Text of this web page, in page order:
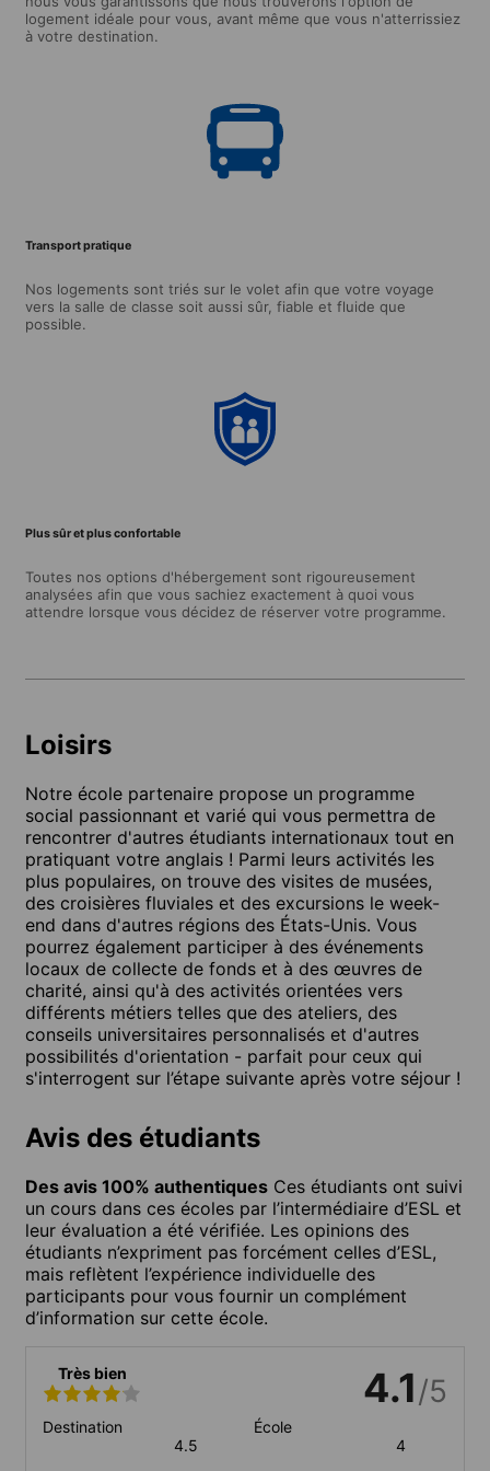
logement idéale pour vous, avant même que vous n'atterrissiez
à votre destination.
Transport pratique
Nos logements sont triés sur le volet afin que votre voyage
vers la salle de classe soit aussi sûr, fiable et fluide que
possible.
Plus sûr et plus confortable
Toutes nos options d'hébergement sont rigoureusement
analysées afin que vous sachiez exactement à quoi vous
attendre lorsque vous décidez de réserver votre programme.
Loisirs
Notre école partenaire propose un programme
social passionnant et varié qui vous permettra de
rencontrer d'autres étudiants internationaux tout en
pratiquant votre anglais ! Parmi leurs activités les
plus populaires, on trouve des visites de musées,
des croisières fluviales et des excursions le week-
end dans d'autres régions des États-Unis. Vous
pourrez également participer à des événements
locaux de collecte de fonds et à des œuvres de
charité, ainsi qu'à des activités orientées vers
différents métiers telles que des ateliers, des
conseils universitaires personnalisés et d'autres
possibilités d'orientation - parfait pour ceux qui
s'interrogent sur l’étape suivante après votre séjour !
Avis des étudiants
Des avis 100% authentiques Ces étudiants ont suivi
un cours dans ces écoles par l’intermédiaire d’ESL et
leur évaluation a été vérifiée. Les opinions des
étudiants n’expriment pas forcément celles d’ESL,
mais reflètent l’expérience individuelle des
participants pour vous fournir un complément
d’information sur cette école.
Très bien 4.1/5
Destination
4.5
École
4